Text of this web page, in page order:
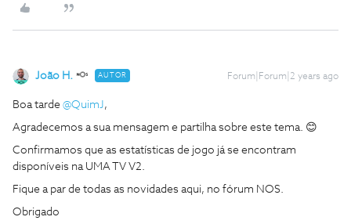
João H. AUTOR Forum|Forum|2 years ago
Boa tarde @QuimJ,
Agradecemos a sua mensagem e partilha sobre este tema. 😊
Confirmamos que as estatísticas de jogo já se encontram
disponíveis na UMA TV V2.
Fique a par de todas as novidades aqui, no fórum NOS.
Obrigado